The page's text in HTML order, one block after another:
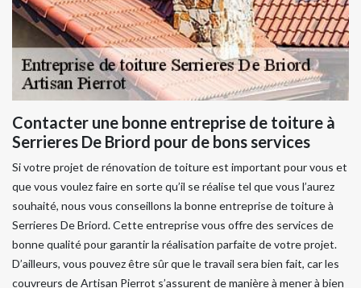
Contacter une bonne entreprise de toiture à
Serrieres De Briord pour de bons services
Si votre projet de rénovation de toiture est important pour vous et
que vous voulez faire en sorte qu’il se réalise tel que vous l’aurez
souhaité, nous vous conseillons la bonne entreprise de toiture à
Serrieres De Briord. Cette entreprise vous offre des services de
bonne qualité pour garantir la réalisation parfaite de votre projet.
D’ailleurs, vous pouvez être sûr que le travail sera bien fait, car les
couvreurs de Artisan Pierrot s’assurent de manière à mener à bien